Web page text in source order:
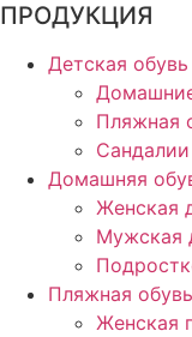
ПРОДУКЦИЯ
Детская обувь
Пляжная
Сандалии
Домашняя
Женская
Мужская
Пляжная обувь
Женская